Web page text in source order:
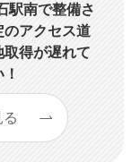
駅南で整備さ
のアクセス道
取得が遅れて